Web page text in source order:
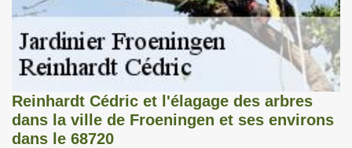
Reinhardt Cédric et l'élagage des arbres
dans la ville de Froeningen et ses environs
dans le 68720